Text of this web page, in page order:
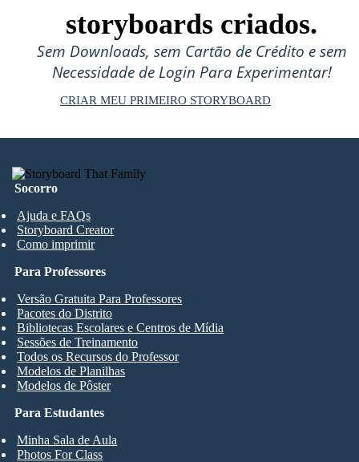
storyboards criados.
Sem Downloads, sem Cartão de Crédito e sem
Necessidade de Login Para Experimentar!
CRIAR MEU PRIMEIRO STORYBOARD
Socorro
Ajuda e FAQs
Storyboard Creator
Como imprimir
Para Estudantes
Minha Sala de Aula
Photos For Class
Para Professores
Versão Gratuita Para Professores
Pacotes do Distrito
Bibliotecas Escolares e Centros de Mídia
Sessões de Treinamento
Todos os Recursos do Professor
Modelos de Planilhas
Modelos de Pôster